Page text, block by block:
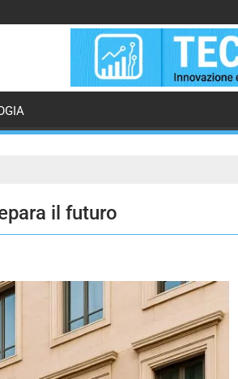
il futuro